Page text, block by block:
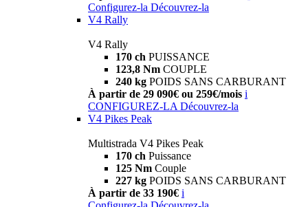
Configurez-la Découvrez-la
V4 Rally
V4 Rally
170 ch PUISSANCE
123,8 Nm COUPLE
240 kg POIDS SANS CARBURANT
À partir de 29 090€ ou 259€/mois i
CONFIGUREZ-LA Découvrez-la
V4 Pikes Peak
Multistrada V4 Pikes Peak
170 ch Puissance
125 Nm Couple
227 kg POIDS SANS CARBURANT
À partir de 33 190€ i